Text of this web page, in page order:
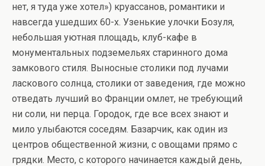
нет, я туда уже хотел») круассанов, романтики и
навсегда ушедших 60-х. Узенькие улочки Бозуля,
небольшая уютная площадь, клуб-кафе в
монументальных подземельях старинного дома
замкового стиля. Выносные столики под лучами
ласкового солнца, столики от заведения, где можно
отведать лучший во Франции омлет, не требующий
ни соли, ни перца. Городок, где все всех знают и
мило улыбаются соседям. Базарчик, как один из
центров общественной жизни, с овощами прямо с
грядки. Место, с которого начинается каждый день,